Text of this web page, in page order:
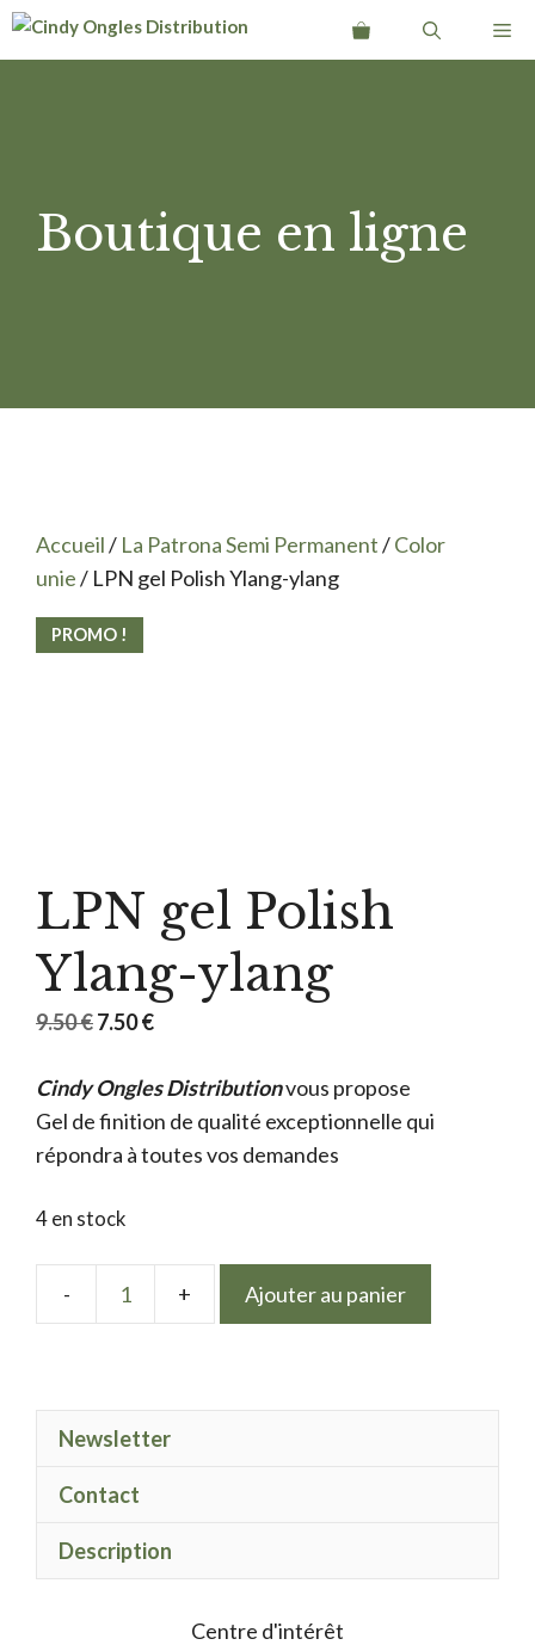
Aller
Boutique en ligne
Accueil/ La Patrona Semi Permanent/Color
unie/ LPN gel Polish Ylang-ylang
PROMO !
LPN gel Polish
Ylang-ylang
9.50€Le
initial
était :
9.50 €.
7.50€Le
actuel
est :
7.50 €.
Cindy Ongles Distributionvous propose
Gel de finition de qualité exceptionnelle qui
répondra à toutes vos demandes
4 en stock
quantité
gel
Ajouter au panier
Newsletter
Contact
Description
Centre d'intérêt